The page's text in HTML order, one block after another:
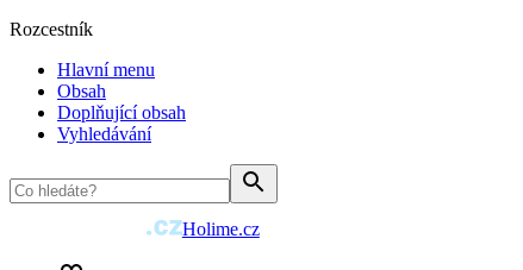
Rozcestník
Hlavní menu
Obsah
Doplňující obsah
Vyhledávání
Holime.cz